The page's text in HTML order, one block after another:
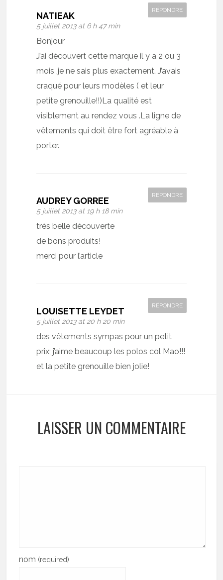
NATIEAK
5 juillet 2013 at 6 h 47 min
RÉPONDRE
Bonjour
J’ai découvert cette marque il y a 2 ou 3
mois ,je ne sais plus exactement. J’avais
craqué pour leurs modèles ( et leur
petite grenouille!!)La qualité est
visiblement au rendez vous .La ligne de
vêtements qui doit être fort agréable à
porter.
AUDREY GORREE
5 juillet 2013 at 19 h 18 min
RÉPONDRE
très belle découverte
de bons produits!
merci pour l’article
LOUISETTE LEYDET
5 juillet 2013 at 20 h 20 min
RÉPONDRE
des vêtements sympas pour un petit
prix; j’aime beaucoup les polos col Mao!!!
et la petite grenouille bien jolie!
LAISSER UN COMMENTAIRE
nom (required)